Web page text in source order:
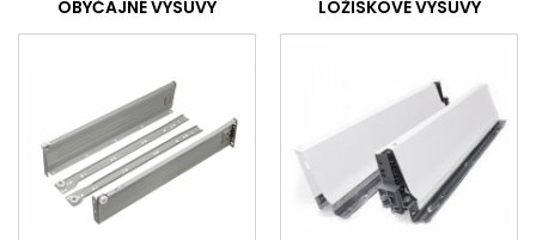
OBYČAJNÉ VÝSUVY LOŽISKOVÉ VÝSUVY